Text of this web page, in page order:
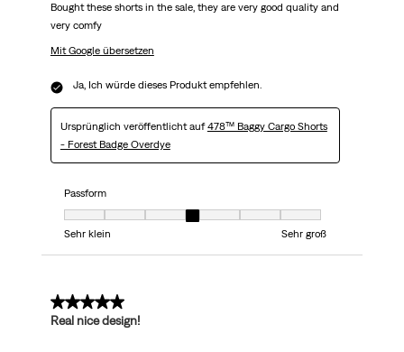
Bought these shorts in the sale, they are very good quality and
very comfy
Mit Google übersetzen
Ja, Ich würde dieses Produkt empfehlen.
Ursprünglich veröffentlicht auf478™ Baggy Cargo Shorts
- Forest Badge Overdye
Passform
Passform, 4 von 7, wobei 1 gleich Sehr klein ist und 7 gleich Sehr groß
Sehr klein
Sehr groß
5 von 5 Sternen.
Real nice design!